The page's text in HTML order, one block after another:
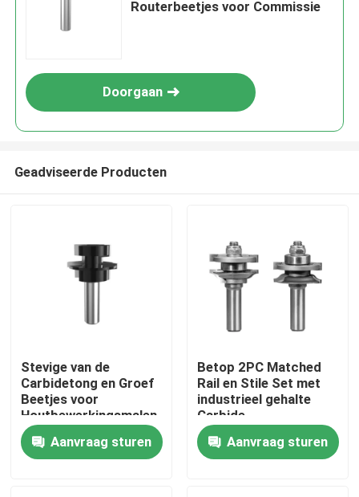
Huis
Producten
Routerbeetjes voor Commissie
Doorgaan
Geadviseerde Producten
Stevige van de
Carbidetong en Groef
Beetjes voor
Houtbewerkingsmalen
met Routerlijst
Aanvraag sturen
Betop 2PC Matched
Rail en Stile Set met
industrieel gehalte
Carbide
Aanvraag sturen